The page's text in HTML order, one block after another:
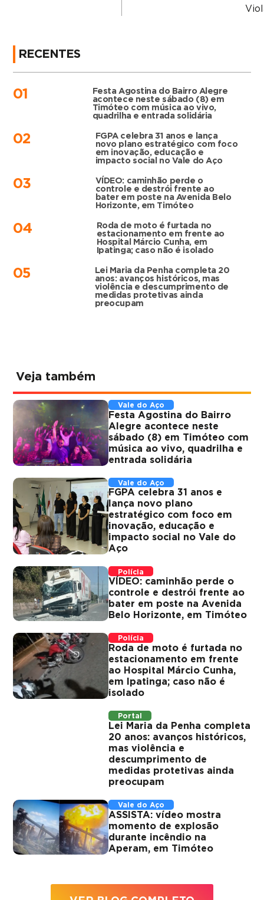
RECENTES
01
Festa Agostina do Bairro Alegre
acontece neste sábado (8) em
Timóteo com música ao vivo,
quadrilha e entrada solidária
02
FGPA celebra 31 anos e lança
novo plano estratégico com foco
em inovação, educação e
impacto social no Vale do Aço
03
VÍDEO: caminhão perde o
controle e destrói frente ao
bater em poste na Avenida Belo
Horizonte, em Timóteo
04
Roda de moto é furtada no
estacionamento em frente ao
Hospital Márcio Cunha, em
Ipatinga; caso não é isolado
05
Lei Maria da Penha completa 20
anos: avanços históricos, mas
violência e descumprimento de
medidas protetivas ainda
preocupam
Veja também
Vale do Aço
Festa Agostina do Bairro
Alegre acontece neste
sábado (8) em Timóteo com
música ao vivo, quadrilha e
entrada solidária
Vale do Aço
FGPA celebra 31 anos e
lança novo plano
estratégico com foco em
inovação, educação e
impacto social no Vale do
Aço
Polícia
VÍDEO: caminhão perde o
controle e destrói frente ao
bater em poste na Avenida
Belo Horizonte, em Timóteo
Polícia
Roda de moto é furtada no
estacionamento em frente
ao Hospital Márcio Cunha,
em Ipatinga; caso não é
isolado
Portal
Lei Maria da Penha completa
20 anos: avanços históricos,
mas violência e
descumprimento de
medidas protetivas ainda
preocupam
Vale do Aço
ASSISTA: vídeo mostra
momento de explosão
durante incêndio na
Aperam, em Timóteo